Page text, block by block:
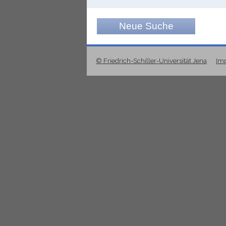
Neue Suche
© Friedrich-Schiller-Universität Jena